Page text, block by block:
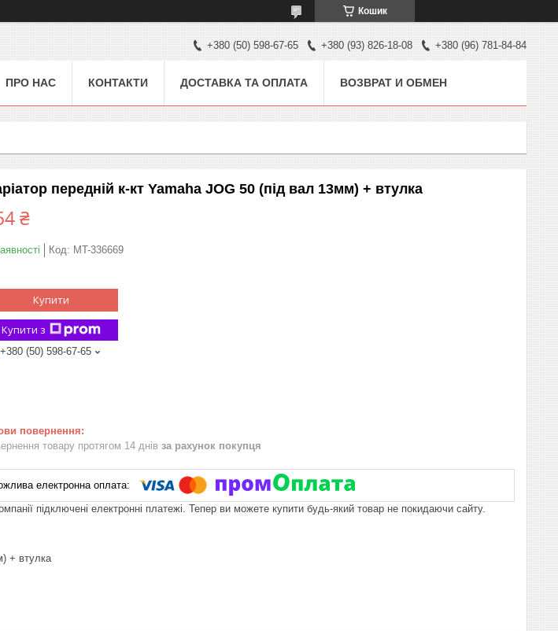
Кошик
+380 (50) 598-67-65 +380 (93) 826-18-08 +380 (96) 781-84-84
ПРО НАС КОНТАКТИ ДОСТАВКА ТА ОПЛАТА ВОЗВРАТ И ОБМЕН
передній к-кт Yamaha JOG 50 (під вал 13мм) + втулка
₴
Код: MT-336669
Купити
Купити з
+380 (50) 598-67-65
товару протягом 14 днів за рахунок покупця
підключені електронні платежі. Тепер ви можете купити будь-який товар не покидаючи сайту.
+ втулка